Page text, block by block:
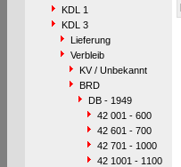
KDL 1
KDL 3
Lieferung
Verbleib
KV / Unbekannt
BRD
DB - 1949
42 001 - 600
42 601 - 700
42 701 - 1000
42 1001 - 1100